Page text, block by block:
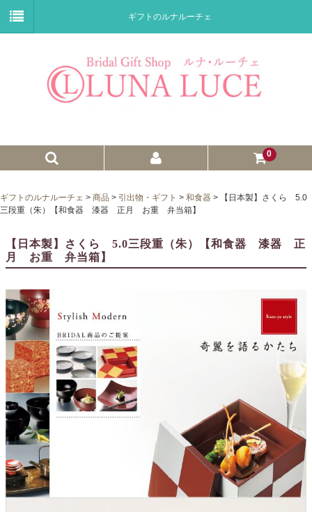
ギフトのルナルーチェ
0
プチギフト
ウェイトドール
子育て卒業証書
ウェルカムボード
クロックギフト
ペーパーアイテム
DIY用品
引菓子
引出物ギフト
カタログギフト
ブライダルバッグ
ギフトのルナルーチェ > 商品 > 引出物・ギフト > 和食器 >
【日本製】さくら 5.0
三段重（朱）【和食器 漆器 正月 お重 弁当箱】
【日本製】さくら 5.0三段重（朱）【和食器 漆器 正
月 お重 弁当箱】